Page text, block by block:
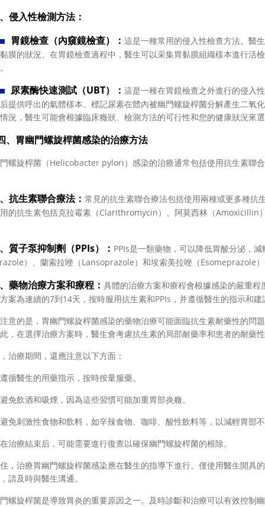
侵入性檢測方法：
胃鏡檢查（內窺鏡檢查）： 這是一種常用的侵入性檢查方法。醫
膜的狀況。在胃鏡檢查過程中，醫生可以采集胃黏膜組織樣本進行活
尿素酶快速測試（UBT）： 這是一種在胃鏡檢查之外進行的侵入
提供呼出的氣體樣本。標記尿素在體內被幽門螺旋桿菌分解產生二氧
況，醫生可能會根據臨床癥狀、檢測方法的可行性和您的健康狀況來
幽門螺旋桿菌感染的治療方法
桿菌（Helicobacter pylori）感染的治療通常包括使用抗生素聯合
抗生素聯合療法： 常見的抗生素聯合療法包括使用兩種或更多種
的抗生素包括克拉霉素（Clarithromycin）、阿莫西林（
質子泵抑制劑（PPIs）： PPIs是一類藥物，可以降低胃酸分泌，
）、蘭索拉唑（Lansoprazole）和埃索美拉唑（Esomeprazole
藥物治療方案和療程： 具體的治療方案和療程會根據感染的嚴重
案為連續的7到14天，按時服用抗生素和PPIs，并遵循醫生的指示和建
是，胃幽門螺旋桿菌感染的藥物治療可能面臨抗生素耐藥性的問
，在選擇治療方案時，醫生會考慮抗生素的局部耐藥率和患者的耐藥
療期間，還應注意以下方面：
的用藥指示，按時按量服藥。
和吸煙，因為這些習慣可能加重胃部炎癥。
性食物和飲料，如辛辣食物、咖啡、酸性飲料等，以減輕胃部
束后，可能需要進行復查以確保幽門螺旋桿菌的根除。
療胃幽門螺旋桿菌感染應在醫生的指導下進行。僅使用醫生開具
請及時與醫生溝通。
桿菌是導致胃炎的重要原因之一。及時診斷和治療可以有效控制